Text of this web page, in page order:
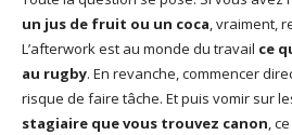
un jus de fruit ou un coca, vraiment,
L’afterwork est au monde du travail ce
au rugby. En revanche, commencer
risque de faire tâche. Et puis vomir sur
stagiaire que vous trouvez canon,